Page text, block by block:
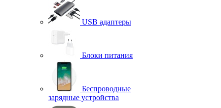
USB адаптеры
Блоки питания
Беспроводные
зарядные устройства